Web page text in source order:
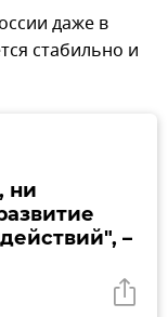
даже в
стабильно и
ни
–